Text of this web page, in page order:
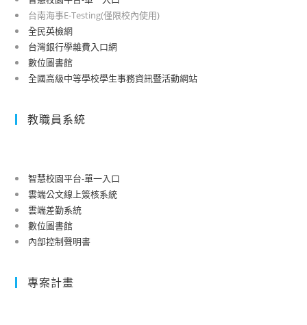
台南海事E-Testing(僅限校內使用)
全民英檢網
台灣銀行學雜費入口網
數位圖書館
全國高級中等學校學生事務資訊暨活動網站
教職員系統
智慧校園平台-單一入口
雲端公文線上簽核系統
雲端差勤系統
數位圖書館
內部控制聲明書
專案計畫